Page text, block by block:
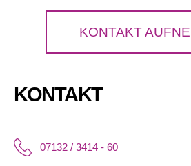
KONTAKT
KONTAKT
07132 / 3414 - 60